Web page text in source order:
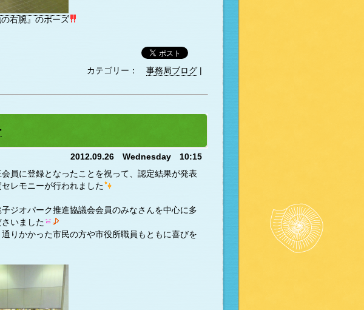
右腕』のポーズ
カテゴリー： 事務局ブログ |
2012.09.26 Wednesday 10:15
員に登録となったことを祝って、認定結果が発表
レモニーが行われました
ジオパーク推進協議会会員のみなさんを中心に多
いました
りかかった市民の方や市役所職員もともに喜びを